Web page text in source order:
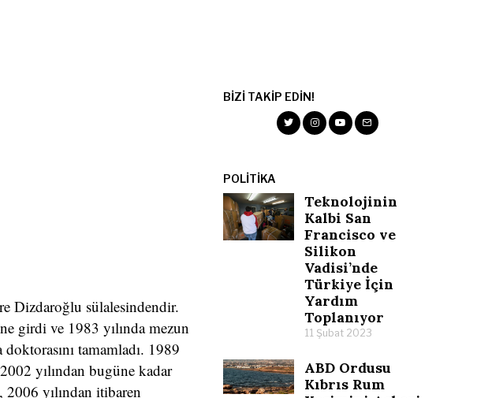
Dizdaroğlu sülalesindendir.
girdi ve 1983 yılında mezun
tamamladı. 1989
yılından bugüne kadar
yılından itibaren
BIZI TAKIP EDIN!
POLITIKA
Teknolojinin
Kalbi San
Francisco ve
Silikon
Vadisi’nde
Türkiye İçin
Yardım
Toplanıyor
11 Şubat 2023
ABD Ordusu
Kıbrıs Rum